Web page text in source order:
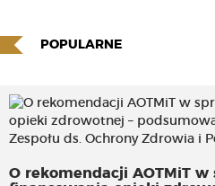
POPULARNE
O rekomendacji AOTMiT